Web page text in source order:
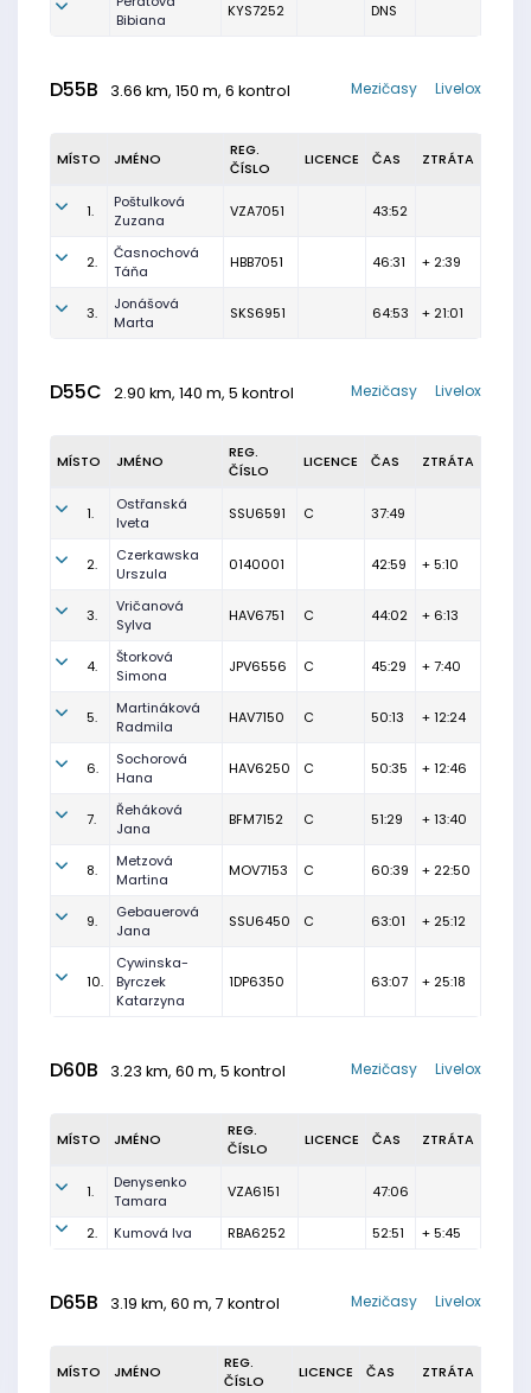
Bibiana
KYS7252 DNS
D55B 3.66 km, 150 m, 6 kontrol Livelox
Mezičasy
MÍSTO JMÉNO
REG.
ČÍSLO
LICENCE ČAS ZTRÁTA
1.
Poštulková
Zuzana
VZA7051 43:52
2.
Časnochová
Táňa
HBB7051 46:31 + 2:39
3.
Jonášová
Marta
SKS6951 64:53 + 21:01
D55C 2.90 km, 140 m, 5 kontrol Livelox
Mezičasy
MÍSTO JMÉNO
REG.
ČÍSLO
LICENCE ČAS ZTRÁTA
1.
Ostřanská
Iveta
SSU6591 C 37:49
2.
Czerkawska
Urszula
0140001 42:59 + 5:10
3.
Vričanová
Sylva
HAV6751 C 44:02 + 6:13
4.
Štorková
Simona
JPV6556 C 45:29 + 7:40
5.
Martináková
Radmila
HAV7150 C 50:13 + 12:24
6.
Sochorová
Hana
HAV6250 C 50:35 + 12:46
7.
Řeháková
Jana
BFM7152 C 51:29 + 13:40
8.
Metzová
Martina
MOV7153 C 60:39 + 22:50
9.
Gebauerová
Jana
SSU6450 C 63:01 + 25:12
10.
Cywinska-
Byrczek
Katarzyna
1DP6350 63:07 + 25:18
D60B 3.23 km, 60 m, 5 kontrol Livelox
Mezičasy
MÍSTO JMÉNO
REG.
ČÍSLO
LICENCE ČAS ZTRÁTA
1.
Denysenko
Tamara
VZA6151 47:06
2. Kumová Iva RBA6252 52:51 + 5:45
D65B 3.19 km, 60 m, 7 kontrol Livelox
Mezičasy
MÍSTO JMÉNO
REG.
ČÍSLO
LICENCE ČAS ZTRÁTA